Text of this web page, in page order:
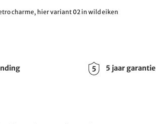
charme, hier variant 02 in wild eiken
5 jaar garantie